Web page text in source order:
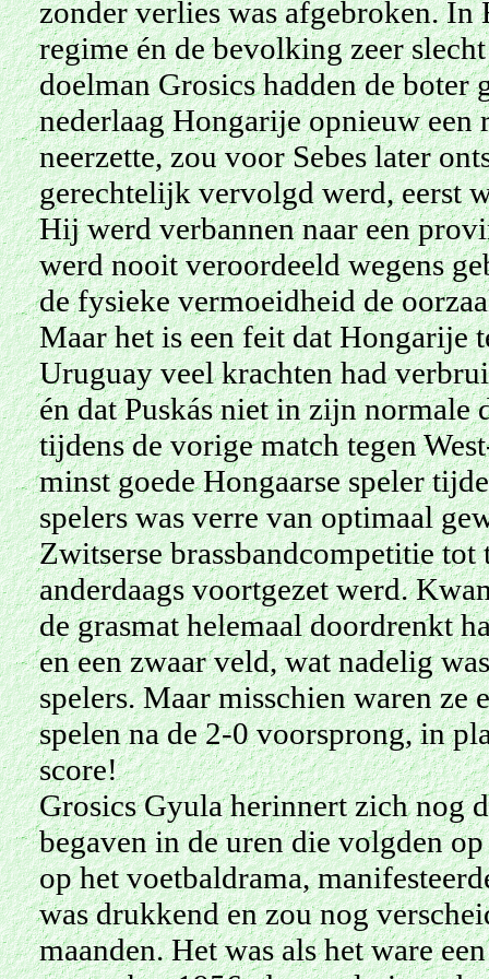
zonder verlies was afgebroken. In
regime én de bevolking zeer
doelman Grosics hadden de boter
nederlaag Hongarije opnieuw een
neerzette, zou voor Sebes later
gerechtelijk vervolgd werd, eerst
Hij werd verbannen naar een
werd nooit veroordeeld wegens
de fysieke vermoeidheid de
Maar het is een feit dat Hongarije
Uruguay veel krachten had
én dat Puskás niet in zijn normale
tijdens de vorige match tegen
minst goede Hongaarse speler
spelers was verre van optimaal
Zwitserse brassbandcompetitie tot
anderdaags voortgezet werd.
de grasmat helemaal doordrenkt
en een zwaar veld, wat nadelig
spelers. Maar misschien waren ze
spelen na de 2-0 voorsprong, in
score!
Grosics Gyula herinnert zich nog
begaven in de uren die volgden
op het voetbaldrama,
was drukkend en zou nog
maanden. Het was als het ware